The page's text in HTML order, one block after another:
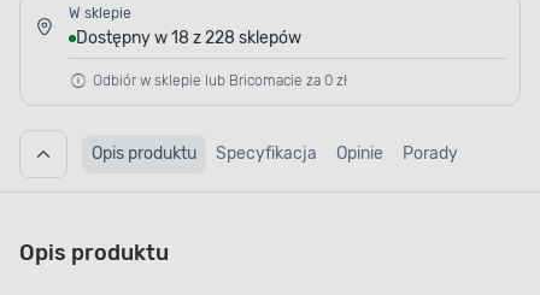
W sklepie
Dostępny w 18 z 228 sklepów
Odbiór w sklepie lub Bricomacie za 0 zł
Opis produktu Specyfikacja Opinie Porady
Opis produktu